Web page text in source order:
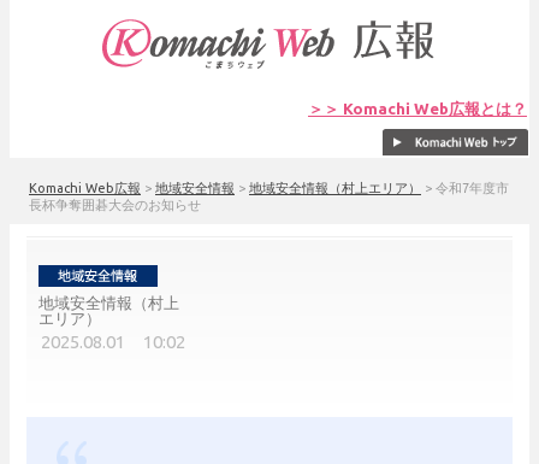
＞＞ Komachi Web広報とは？
Komachi Web広報 > 地域安全情報 > 地域安全情報（村上エリア） > 令和7年度市
長杯争奪囲碁大会のお知らせ
地域安全情報（村上
エリア）
2025.08.01 10:02